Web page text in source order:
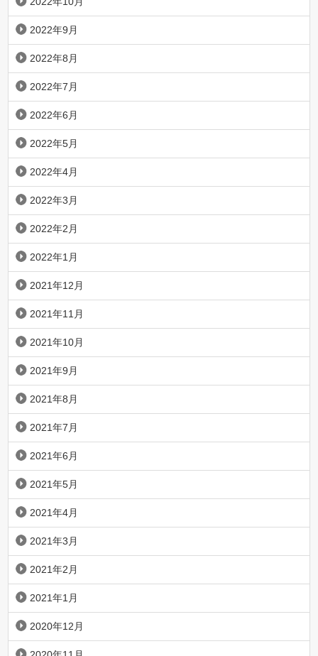
2022年9月
2022年8月
2022年7月
2022年6月
2022年5月
2022年4月
2022年3月
2022年2月
2022年1月
2021年12月
2021年11月
2021年10月
2021年9月
2021年8月
2021年7月
2021年6月
2021年5月
2021年4月
2021年3月
2021年2月
2021年1月
2020年12月